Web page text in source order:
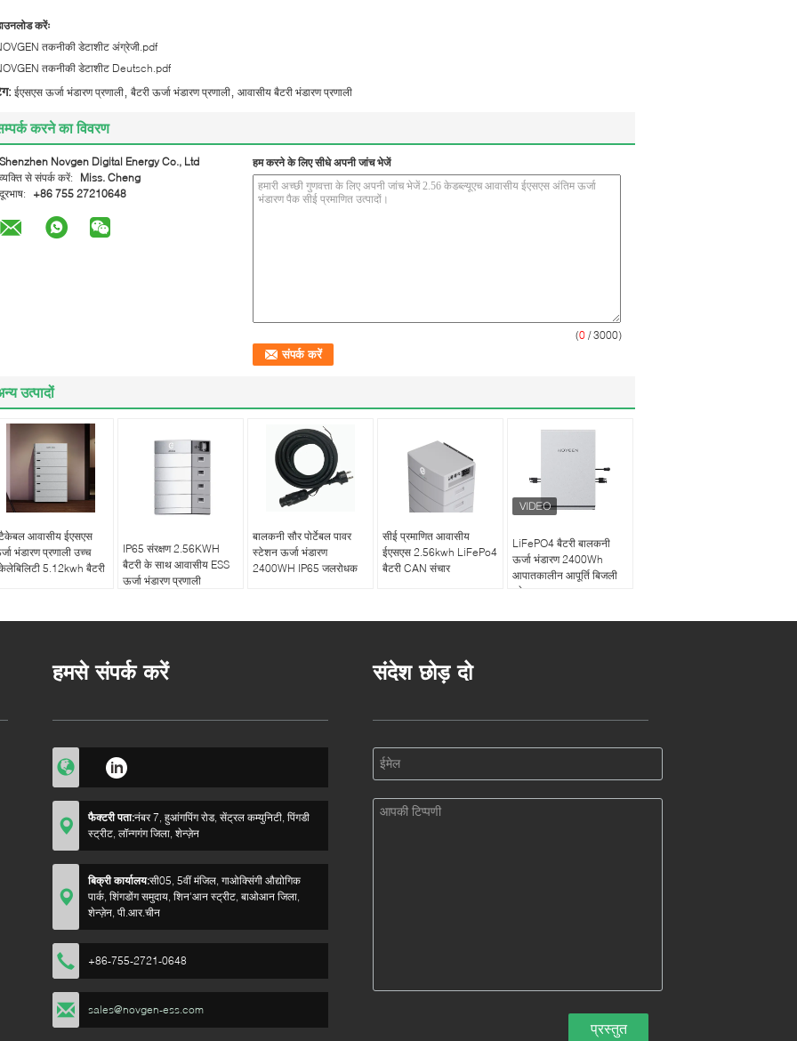
करेंः
तकनीकी डेटाशीट अंग्रेजी.pdf
तकनीकी डेटाशीट Deutsch.pdf
ईएसएस ऊर्जा भंडारण प्रणाली बैटरी ऊर्जा भंडारण प्रणाली आवासीय बैटरी भंडारण प्रणाली
करने का विवरण
Shenzhen Novgen Digital Energy Co., Ltd
व्यक्ति से संपर्क करें:
Miss. Cheng
दूरभाष:
+86 755 27210648
हम करने के लिए सीधे अपनी जांच भेजें
(0 / 3000)
उत्पादों
आवासीय ईएसएस
भंडारण प्रणाली उच्च
5.12kwh बैटरी
IP65 संरक्षण 2.56KWH
बैटरी के साथ आवासीय ESS
ऊर्जा भंडारण प्रणाली
बालकनी सौर पोर्टेबल पावर
स्टेशन ऊर्जा भंडारण
2400WH IP65 जलरोधक
सीई प्रमाणित आवासीय
ईएसएस 2.56kwh LiFePo4
बैटरी CAN संचार
LiFePO4 बैटरी बालकनी
ऊर्जा भंडारण 2400Wh
आपातकालीन आपूर्ति बिजली
स्टेशन
हमसे संपर्क करें
फैक्टरी पता:नंबर 7, हुआंगपिंग रोड, सेंट्रल कम्युनिटी, पिंगडी
स्ट्रीट, लॉन्गगंग जिला, शेन्ज़ेन
बिक्री कार्यालय:सी05, 5वीं मंजिल, गाओक्सिंगी औद्योगिक
पार्क, शिंगडोंग समुदाय, शिन'आन स्ट्रीट, बाओआन जिला,
शेन्ज़ेन, पी.आर.चीन
+86-755-2721-0648
sales@novgen-ess.com
संदेश छोड़ दो